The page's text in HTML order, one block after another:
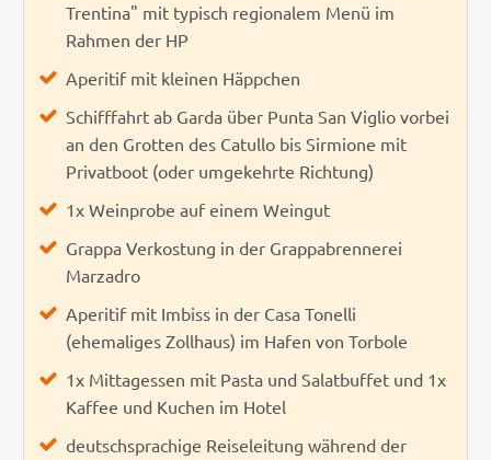
Trentina" mit typisch regionalem Menü im
Rahmen der HP
Aperitif mit kleinen Häppchen
Schifffahrt ab Garda über Punta San Viglio vorbei
an den Grotten des Catullo bis Sirmione mit
Privatboot (oder umgekehrte Richtung)
1x Weinprobe auf einem Weingut
Grappa Verkostung in der Grappabrennerei
Marzadro
Aperitif mit Imbiss in der Casa Tonelli
(ehemaliges Zollhaus) im Hafen von Torbole
1x Mittagessen mit Pasta und Salatbuffet und 1x
Kaffee und Kuchen im Hotel
deutschsprachige Reiseleitung während der